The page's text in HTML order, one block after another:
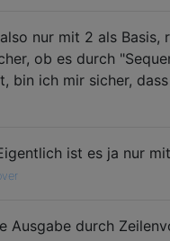
nur mit 2 als Basis,
ob es durch
bin ich mir sicher,
ist es ja nur
Ausgabe durch